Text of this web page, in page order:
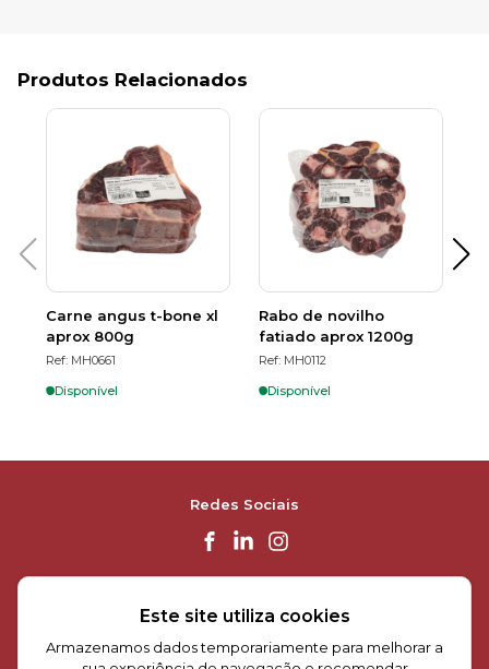
Produtos Relacionados
Carne angus t-bone xl
aprox 800g
Ref: MH0661
Disponível
Rabo de novilho
fatiado aprox 1200g
Ref: MH0112
Disponível
Redes Sociais
Informações
Este site utiliza cookies
Armazenamos dados temporariamente para melhorar a